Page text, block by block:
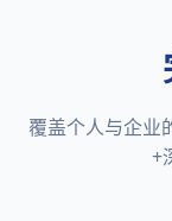
覆盖个人与企业
+